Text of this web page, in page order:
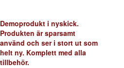
Demoprodukt i nyskick.
Produkten är sparsamt
använd och ser i stort ut som
helt ny. Komplett med alla
tillbehör.